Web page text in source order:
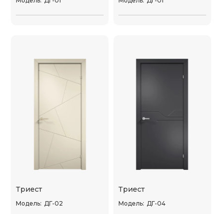
Триест
Модель: ДГ-02
Триест
Модель: ДГ-04